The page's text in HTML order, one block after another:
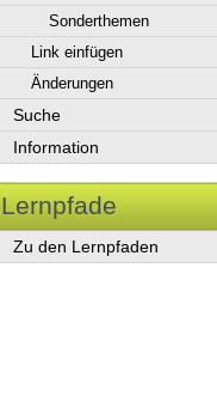
Sonderthemen
Link einfügen
Änderungen
Suche
Information
Lernpfade
Zu den Lernpfaden